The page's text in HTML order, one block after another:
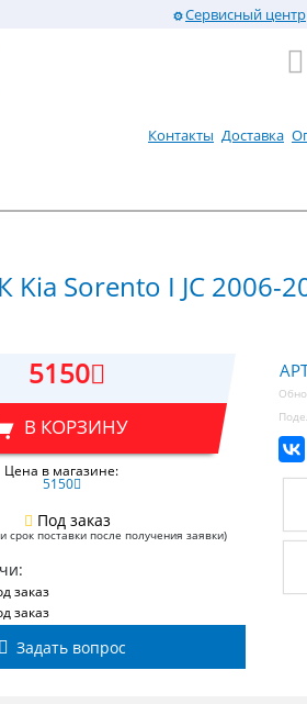
Сервисный центр
Контакты Доставка
Kia Sorento I JC 2006-
5150
В КОРЗИНУ
Цена в магазине:
5150
Под заказ
срок поставки после получения заявки)
заказ
заказ
Задать вопрос